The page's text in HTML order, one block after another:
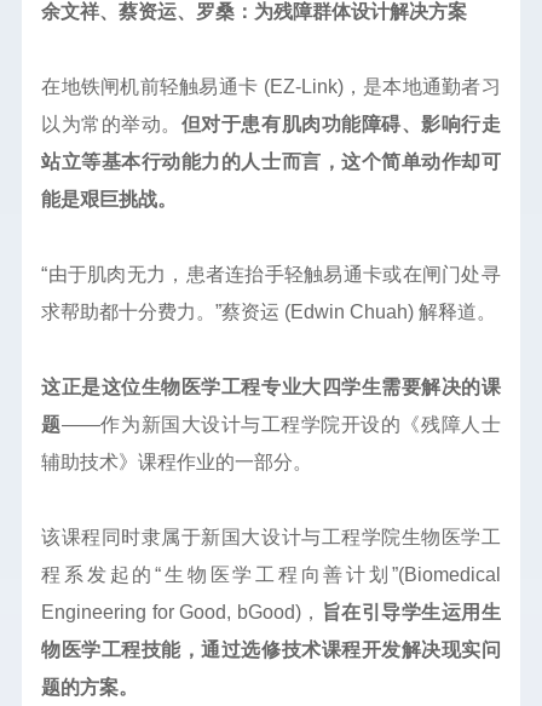
余文祥、蔡资运、罗桑：为残障群体设计解决方案
在地铁闸机前轻触易通卡 (EZ-Link)，是本地通勤者习
以为常的举动。 但对于患有肌肉功能障碍、影响行走
站立等基本行动能力的人士而言，这个简单动作却可
能是艰巨挑战。
“由于肌肉无力，患者连抬手轻触易通卡或在闸门处寻
求帮助都十分费力。”蔡资运 (Edwin Chuah) 解释道。
这正是这位生物医学工程专业大四学生需要解决的课
题——作为新国大设计与工程学院开设的《残障人士
辅助技术》课程作业的一部分。
该课程同时隶属于新国大设计与工程学院生物医学工
程系发起的“生物医学工程向善计划”(Biomedical
Engineering for Good, bGood)， 旨在引导学生运用生
物医学工程技能，通过选修技术课程开发解决现实问
题的方案。